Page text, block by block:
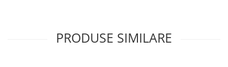
PRODUSE SIMILARE